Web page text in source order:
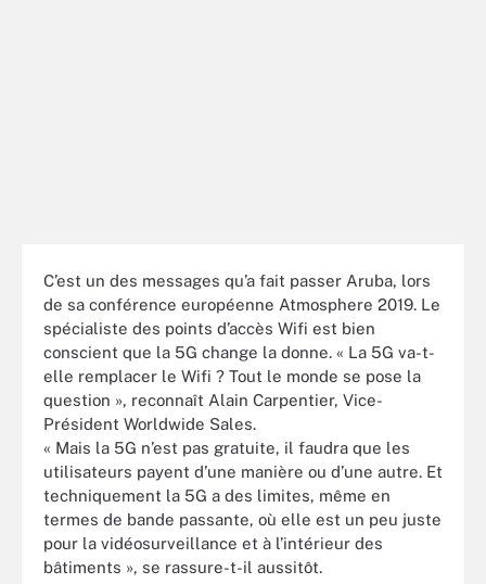
C’est un des messages qu’a fait passer Aruba, lors
de sa conférence européenne Atmosphere 2019. Le
spécialiste des points d’accès Wifi est bien
conscient que la 5G change la donne. « La 5G va-t-
elle remplacer le Wifi ? Tout le monde se pose la
question », reconnaît Alain Carpentier, Vice-
Président Worldwide Sales.
« Mais la 5G n’est pas gratuite, il faudra que les
utilisateurs payent d’une manière ou d’une autre. Et
techniquement la 5G a des limites, même en
termes de bande passante, où elle est un peu juste
pour la vidéosurveillance et à l’intérieur des
bâtiments », se rassure-t-il aussitôt.